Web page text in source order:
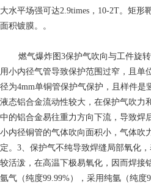
大水平场强可达2.9times，10-2T。矩
面积镀膜。。
燃气爆炸图3保护气吹向与工件旋
用小内径气管导致保护范围过窄，且单
径为4mm单铜管保护气保护，且样件是
液态铝合金流动性较大，在保护气吹力
中的铝合金易往重力方向下流，导致焊
小内径铜管的气体吹向面积小，气体吹
定。3、保护气不纯导致焊缝局部氧化
较活泼，在高温下极易氧化，因而焊接
氩气（纯度99.99%），采用纯氩（纯